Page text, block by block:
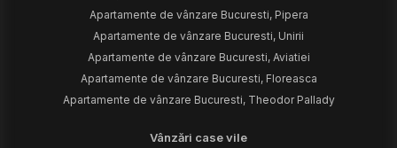
Apartamente de vânzare Bucuresti, Pipera
Apartamente de vânzare Bucuresti, Unirii
Apartamente de vânzare Bucuresti, Aviatiei
Apartamente de vânzare Bucuresti, Floreasca
Apartamente de vânzare Bucuresti, Theodor Pallady
Vânzări case vile